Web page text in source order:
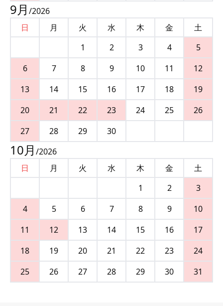
9月 /2026
日
月 火 水 木 金
土
1
2 3 4
5
6
7 8 9 10 11
12
13
14 15 16 17 18
19
20
21 22 23 24 25
26
27
28 29 30
10月 /2026
日
月 火 水 木 金
土
1
2
3
4
5 6 7 8 9
10
11
12 13 14 15 16
17
18
19 20 21 22 23
24
25
26 27 28 29 30 31